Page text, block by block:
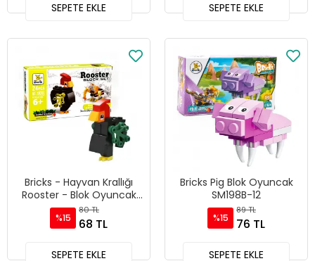
SEPETE EKLE SEPETE EKLE
Bricks - Hayvan Krallığı
Rooster - Blok Oyuncak
SM206B-08
%15
80 TL
68 TL
SEPETE EKLE
Bricks Pig Blok Oyuncak
SM198B-12
%15
89 TL
76 TL
SEPETE EKLE